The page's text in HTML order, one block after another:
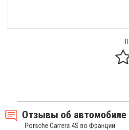
Отзывы об автомобиле
Porsche Carrera 4S во Франции